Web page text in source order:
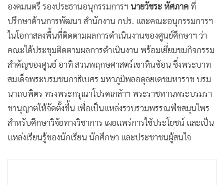
องคมนตรี รองประธานอนุกรรมการฯ นายวัชระ หัศภาคที่
ปรึกษาด้านการพัฒนา สำนักงาน กปร. และคณะอนุกรรมการฯ
ในโอกาสลงพื้นที่ติดตามผลการดำเนินงานของศูนย์ศึกษาฯ ว่า
คณะได้ประชุมติดตามผลการดำเนินงาน พร้อมเยี่ยมชมกิจกรรม
สำคัญของศูนย์ อาทิ สวนพฤกษศาสตร์เขาหินซ้อน ซึ่งพระบาท
สมเด็จพระบรมชนกาธิเบศร มหาภูมิพลอดุลยเดชมหาราช บรม
นาถบพิตร ทรงพระกรุณาโปรดเกล้าฯ พระราชทานพระบรมรา
ชานุญาตให้จัดตั้งขึ้น เพื่อเป็นแหล่งรวบรวมพรรณพืชสมุนไพร
สำหรับศึกษาวิจัยทางวิชาการ เผยแพร่การใช้ประโยชน์ และเป็น
แหล่งเรียนรู้ของนักเรียน นักศึกษา และประชาชนผู้สนใจ